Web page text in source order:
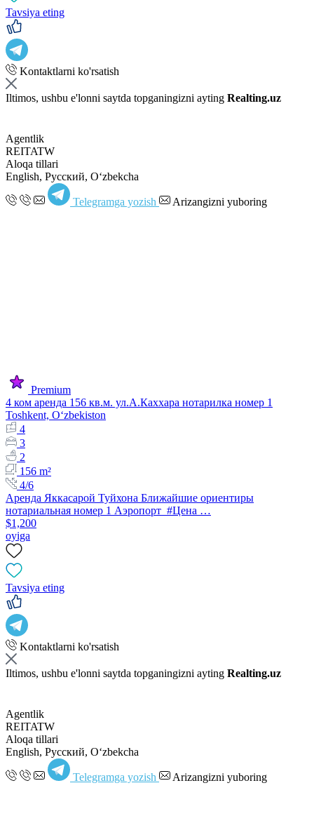
Tavsiya eting
Kontaktlarni ko'rsatish
Iltimos, ushbu e'lonni saytda topganingizni ayting Realting.uz
Agentlik
REITATW
Aloqa tillari
English, Русский, Oʻzbekcha
Telegramga yozish Arizangizni yuboring
Premium
4 ком аренда 156 кв.м. ул.А.Каххара нотарилка номер 1
Toshkent, Oʻzbekiston
4
3
2
156 m²
4/6
Аренда Яккасарой Туйхона Ближайшие ориентиры
нотариальная номер 1 Аэропорт #Цена …
$1,200
oyiga
Tavsiya eting
Kontaktlarni ko'rsatish
Iltimos, ushbu e'lonni saytda topganingizni ayting Realting.uz
Agentlik
REITATW
Aloqa tillari
English, Русский, Oʻzbekcha
Telegramga yozish Arizangizni yuboring